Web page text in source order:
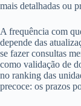
mais detalhadas ou
A frequência com
depende das
se fazer consultas
como validação de
no ranking das
precoce: os prazos